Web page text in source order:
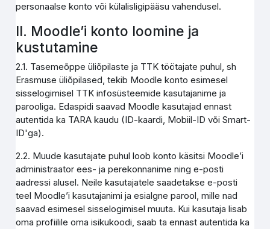
personaalse konto või külalisligipääsu vahendusel.
II. Moodle’i konto loomine ja
kustutamine
2.1. Tasemeõppe üliõpilaste ja TTK töötajate puhul, sh
Erasmuse üliõpilased, tekib Moodle konto esimesel
sisselogimisel TTK infosüsteemide kasutajanime ja
parooliga. Edaspidi saavad Moodle kasutajad ennast
autentida ka TARA kaudu (ID-kaardi, Mobiil-ID või Smart-
ID'ga).
2.2. Muude kasutajate puhul loob konto käsitsi Moodle’i
administraator ees- ja perekonnanime ning e-posti
aadressi alusel. Neile kasutajatele saadetakse e-posti
teel Moodle’i kasutajanimi ja esialgne parool, mille nad
saavad esimesel sisselogimisel muuta. Kui kasutaja lisab
oma profiilile oma isikukoodi, saab ta ennast autentida ka